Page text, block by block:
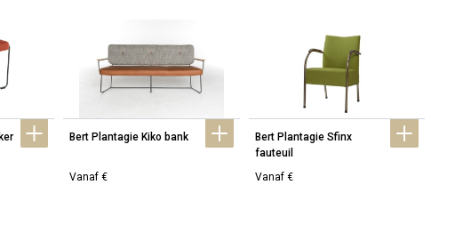
Bert Plantagie Kiko bank
Vanaf €
Bert Plantagie Sfinx
fauteuil
Vanaf €